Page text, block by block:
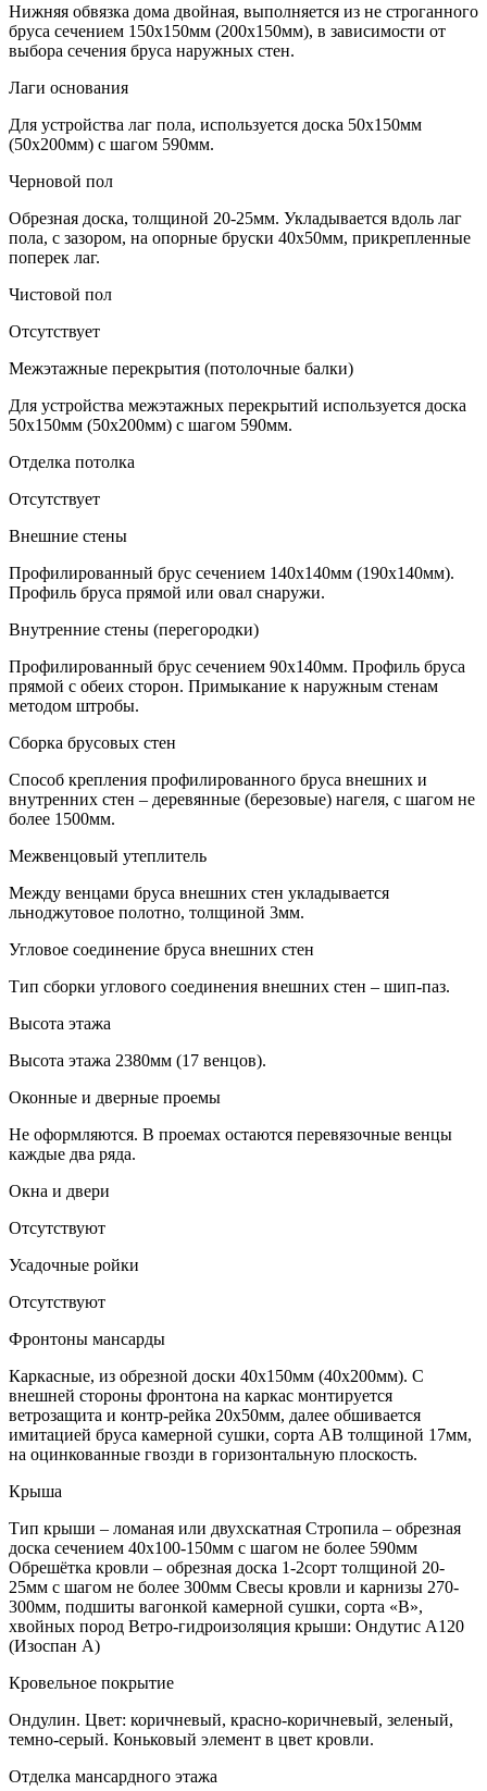
Нижняя обвязка дома двойная, выполняется из не строганного
бруса сечением 150х150мм (200х150мм), в зависимости от
выбора сечения бруса наружных стен.
Лаги основания
Для устройства лаг пола, используется доска 50х150мм
(50х200мм) с шагом 590мм.
Черновой пол
Обрезная доска, толщиной 20-25мм. Укладывается вдоль лаг
пола, с зазором, на опорные бруски 40х50мм, прикрепленные
поперек лаг.
Чистовой пол
Отсутствует
Межэтажные перекрытия (потолочные балки)
Для устройства межэтажных перекрытий используется доска
50х150мм (50х200мм) с шагом 590мм.
Отделка потолка
Отсутствует
Внешние стены
Профилированный брус сечением 140х140мм (190х140мм).
Профиль бруса прямой или овал снаружи.
Внутренние стены (перегородки)
Профилированный брус сечением 90х140мм. Профиль бруса
прямой с обеих сторон. Примыкание к наружным стенам
методом штробы.
Сборка брусовых стен
Способ крепления профилированного бруса внешних и
внутренних стен – деревянные (березовые) нагеля, с шагом не
более 1500мм.
Межвенцовый утеплитель
Между венцами бруса внешних стен укладывается
льноджутовое полотно, толщиной 3мм.
Угловое соединение бруса внешних стен
Тип сборки углового соединения внешних стен – шип-паз.
Высота этажа
Высота этажа 2380мм (17 венцов).
Оконные и дверные проемы
Не оформляются. В проемах остаются перевязочные венцы
каждые два ряда.
Окна и двери
Отсутствуют
Усадочные ройки
Отсутствуют
Фронтоны мансарды
Каркасные, из обрезной доски 40х150мм (40х200мм). С
внешней стороны фронтона на каркас монтируется
ветрозащита и контр-рейка 20х50мм, далее обшивается
имитацией бруса камерной сушки, сорта АВ толщиной 17мм,
на оцинкованные гвозди в горизонтальную плоскость.
Крыша
Тип крыши – ломаная или двухскатная Стропила – обрезная
доска сечением 40х100-150мм с шагом не более 590мм
Обрешётка кровли – обрезная доска 1-2сорт толщиной 20-
25мм с шагом не более 300мм Свесы кровли и карнизы 270-
300мм, подшиты вагонкой камерной сушки, сорта «В»,
хвойных пород Ветро-гидроизоляция крыши: Ондутис А120
(Изоспан А)
Кровельное покрытие
Ондулин. Цвет: коричневый, красно-коричневый, зеленый,
темно-серый. Коньковый элемент в цвет кровли.
Отделка мансардного этажа